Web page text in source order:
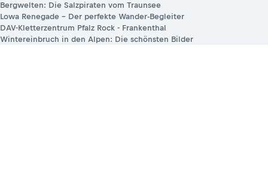
Bergwelten: Die Salzpiraten vom Traunsee
Lowa Renegade – Der perfekte Wander-Begleiter
DAV-Kletterzentrum Pfalz Rock - Frankenthal
Wintereinbruch in den Alpen: Die schönsten Bilder